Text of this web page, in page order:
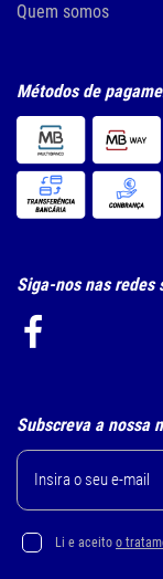
Quem somos
Métodos de
Siga-nos nas redes
Subscreva a nossa
Li e aceito o